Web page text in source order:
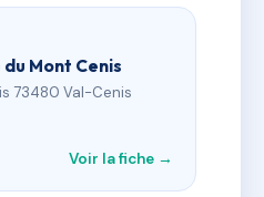
Mont Cenis
73480 Val-Cenis
Voir la fiche →